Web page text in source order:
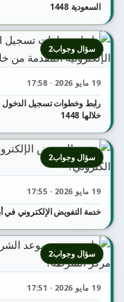
السعودية 1448
19 مايو 2026 · 17:58
رابط وخطوات تسجيل الدخول
خلالها 1448
سؤال وجواب2
19 مايو 2026 · 17:55
خدمة التفويض الإلكتروني في أبشر 1448 كيف يتم عمل تفويض
سؤال وجواب2
19 مايو 2026 · 17:51
سؤال وجواب2